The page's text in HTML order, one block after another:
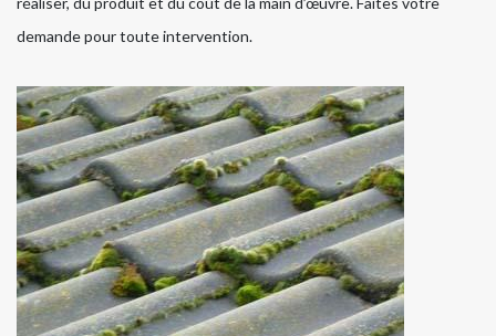
demande pour toute intervention.